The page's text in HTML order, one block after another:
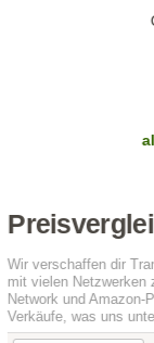
Wir verschaffen dir
mit vielen Netzwerken
Network und Amazon-
Verkäufe, was uns